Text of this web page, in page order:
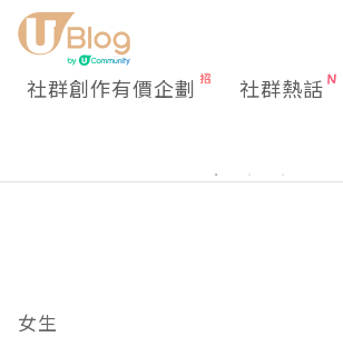
社群創作有價企劃 社群熱話
女生